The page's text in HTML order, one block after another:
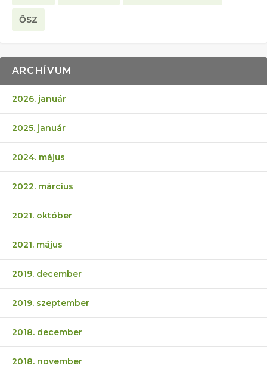
ŐSZ
ARCHÍVUM
2026. január
2025. január
2024. május
2022. március
2021. október
2021. május
2019. december
2019. szeptember
2018. december
2018. november